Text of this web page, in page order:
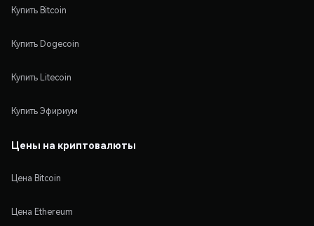
Купить Bitcoin
Купить Dogecoin
Купить Litecoin
Купить Эфириум
Цены на криптовалюты
Цена Bitcoin
Цена Ethereum